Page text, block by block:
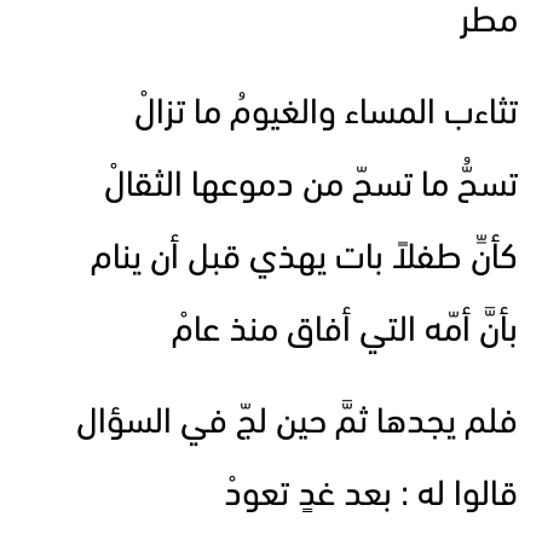
مطر
تثاءب المساء والغيومُ ما تزالْ
تسحُّ ما تسحّ من دموعها الثقالْ
كأنِّ طفلاً بات يهذي قبل أن ينام
بأنَّ أمّه التي أفاق منذ عامْ
فلم يجدها ثمَّ حين لجّ في السؤال
قالوا له : بعد غدٍ تعودْ